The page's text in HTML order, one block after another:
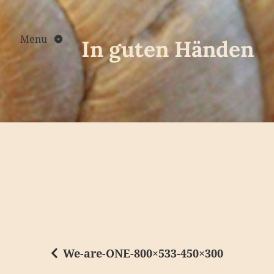
Skip
to
contentMenu In guten Händen
We-are-ONE-800×533-450×300